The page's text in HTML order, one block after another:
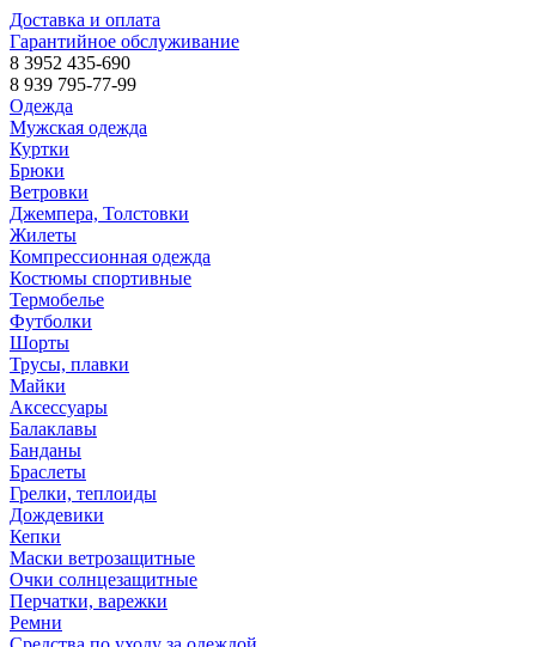
Доставка и оплата
Гарантийное обслуживание
8 3952 435-690
8 939 795-77-99
Одежда
Мужская одежда
Куртки
Брюки
Ветровки
Джемпера, Толстовки
Жилеты
Компрессионная одежда
Костюмы спортивные
Термобелье
Футболки
Шорты
Трусы, плавки
Майки
Аксессуары
Балаклавы
Банданы
Браслеты
Грелки, теплоиды
Дождевики
Кепки
Маски ветрозащитные
Очки солнцезащитные
Перчатки, варежки
Ремни